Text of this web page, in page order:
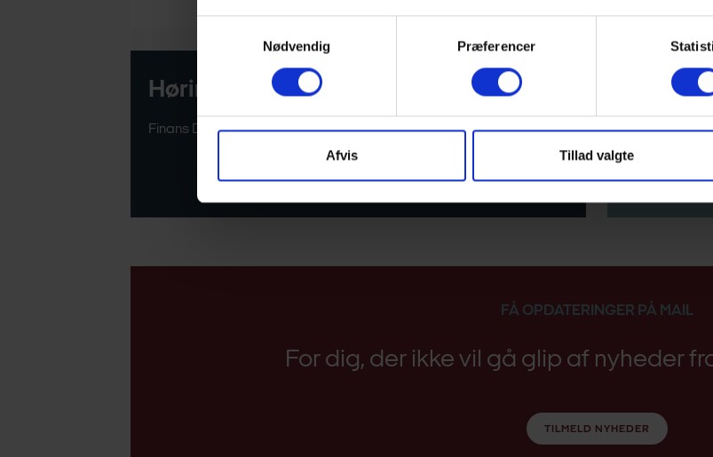
Nødvendig
Præferencer
Afvis Tillad valgte
Høringssvar
Finans Danmarks høringssvar
Høring
Link til
FÅ OPDATERINGER PÅ MAIL
For dig, der ikke vil gå glip af nyheder
TILMELD NYHEDER